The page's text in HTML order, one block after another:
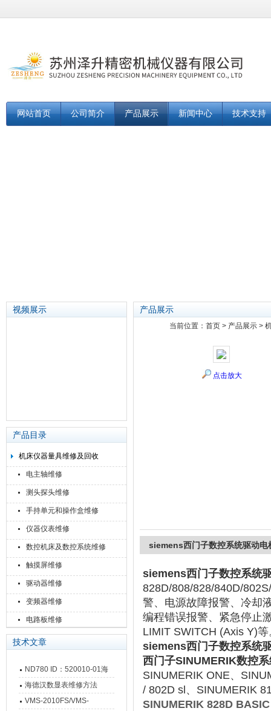
网站首页 公司简介 产品展示 新闻中心 技术支持
视频展示
产品目录
机床仪器量具维修及回收
电主轴维修
测头探头维修
手持单元和操作盒维修
仪器仪表维修
数控机床及数控系统维修
触摸屏维修
驱动器维修
变频器维修
电路板维修
技术文章
ND780 ID：520010-01海
德汉数显表故障维修内容
海德汉数显表维修方法
VMS-2010FS/VMS-
产品展示
当前位置： 首页 > 产品展示 >
点击放大
siemens西门子数控系统驱动电
siemens西门子数控系统
828D/808/828/840D/
警‌、电源故障报警、冷却
编程错误报警‌、紧急停止
LIMIT SWITCH (Axis Y)‌等
siemens西门子数控系统
西门子SINUMERIK数控
SINUMERIK ONE、
/ 802D sl、 SINUMERIK
SINUMERIK 828D